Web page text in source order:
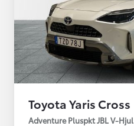
Toyota Yaris Cross
Adventure Pluspkt JBL V-Hjul